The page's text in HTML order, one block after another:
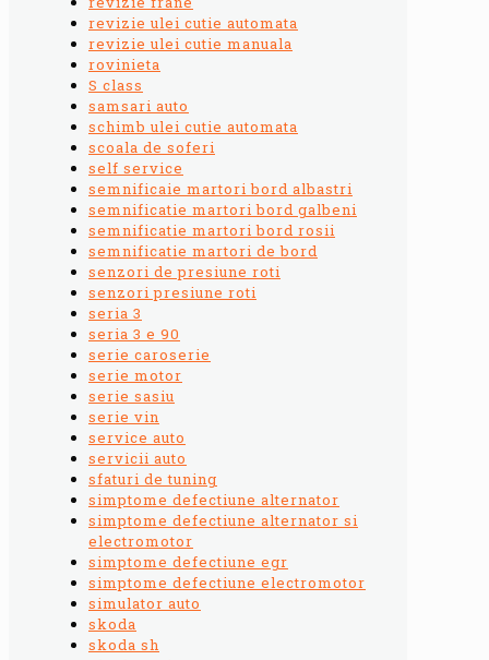
revizie ulei cutie automata
revizie ulei cutie manuala
rovinieta
S class
samsari auto
schimb ulei cutie automata
scoala de soferi
self service
semnificaie martori bord albastri
semnificatie martori bord galbeni
semnificatie martori bord rosii
semnificatie martori de bord
senzori de presiune roti
senzori presiune roti
seria 3
seria 3 e 90
serie caroserie
serie motor
serie sasiu
serie vin
service auto
servicii auto
sfaturi de tuning
simptome defectiune alternator
simptome defectiune alternator si
electromotor
simptome defectiune egr
simptome defectiune electromotor
simulator auto
skoda
skoda sh